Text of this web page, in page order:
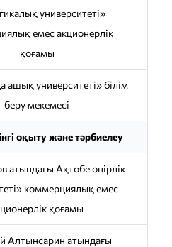
университеті»
емес акционерлік
қоғамы
университеті» білім
беру мекемесі
оқыту және тәрбиелеу
атындағы Ақтөбе өңірлік
коммерциялық емес
қоғамы
Алтынсарин атындағы